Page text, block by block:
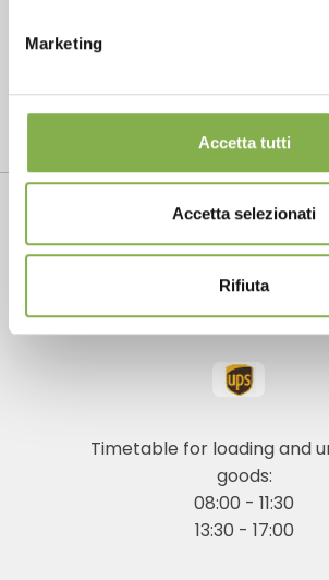
Marketing
Accetta tutti
Accetta selezionati
Rifiuta
Contact us to schedule a visit to
Shipped by
Timetable for loading and
goods:
08:00 - 11:30
13:30 - 17:00